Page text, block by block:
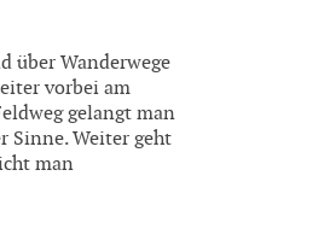
über Wanderwege
vorbei am
gelangt man
Sinne. Weiter geht
man